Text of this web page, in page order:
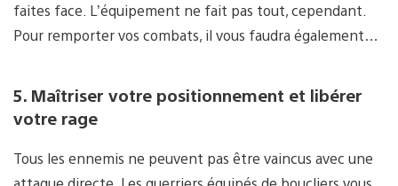
faites face. L’équipement ne fait pas tout, cependant.
Pour remporter vos combats, il vous faudra également…
5. Maîtriser votre positionnement et libérer
votre rage
Tous les ennemis ne peuvent pas être vaincus avec une